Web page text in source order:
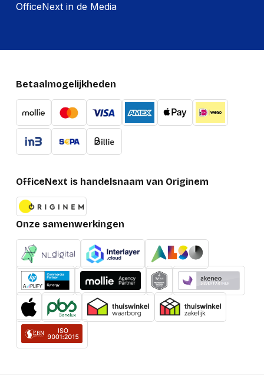
OfficeNext in de Media
Betaalmogelijkheden
OfficeNext is handelsnaam van Originem
Onze samenwerkingen